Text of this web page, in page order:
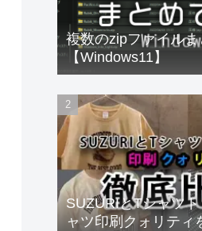
複数のzipファイル
【Windows11】
SUZURIとTシャツ
ャツ印刷クォリティ